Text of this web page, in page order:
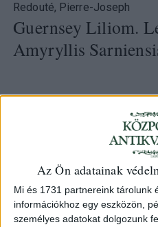
Az Ön adatainak
Mi és 1731 partnereink tárolunk
információkhoz egy eszközön,
személyes adatokat dolgozunk
Redouté, Pierre-Joseph
Guernsey Liliom.
Amyryllis
Botanika -
103737